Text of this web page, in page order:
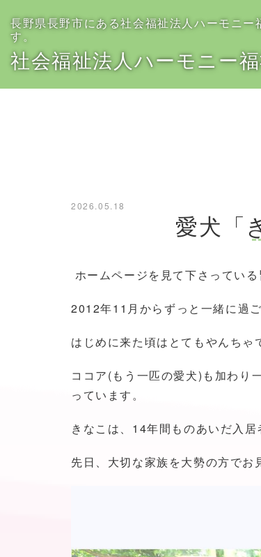
社会福祉法人ハーモニー
長野県長野市にある社会福祉法人ハーモニ
す。
2026.05.18
愛犬「
ホームページを見て下さってい
2012年11月からずっと一緒に過
はじめに来た頃はとてもやんちゃ
ココア(もう一匹の愛犬)も加わり
っています。
きなこは、 14年間ものあいだ入居
先日、大切な家族を大勢の方でお